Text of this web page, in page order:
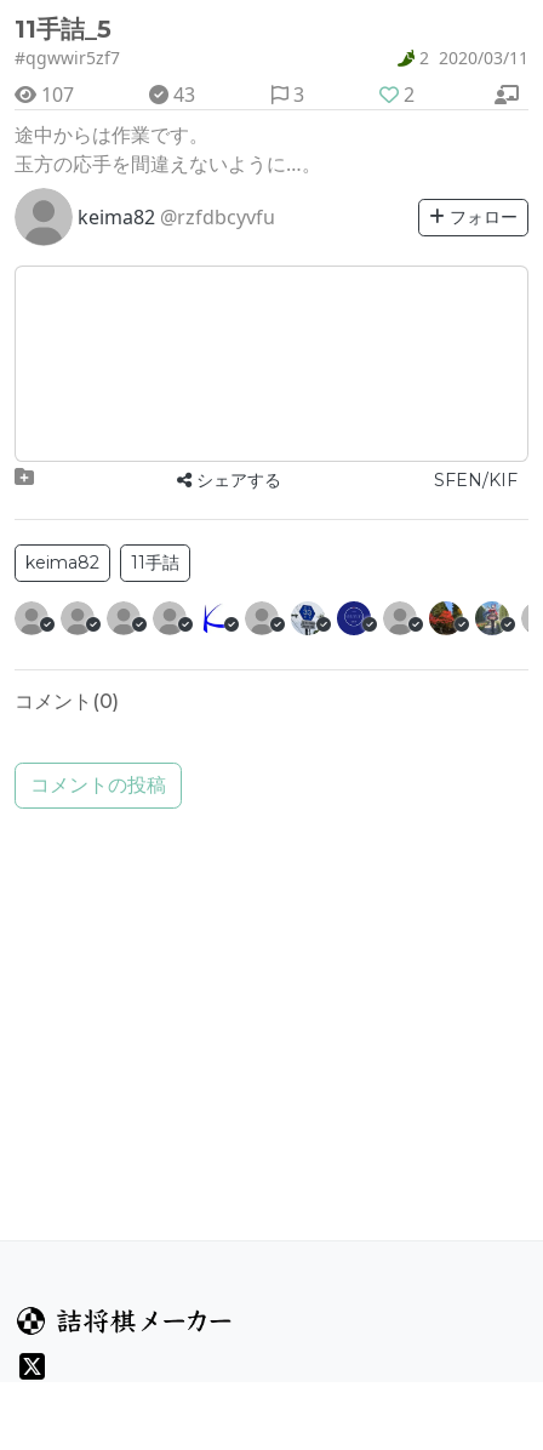
11手詰_5
#qgwwir5zf7 2 2020/03/11
107 43 3
2
途中からは作業です。
玉方の応手を間違えないように…。
keima82 @rzfdbcyvfu フォロー
シェアする SFEN/KIF
keima82 11手詰
コメント(0)
コメントの投稿